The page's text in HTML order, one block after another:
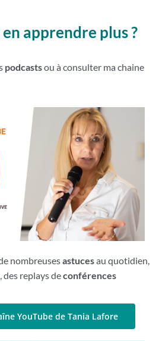
apprendre plus ?
podcastsou à consulter ma chaine
nombreusesastucesau quotidien,
replays deconférences
YouTube de Tania Lafore